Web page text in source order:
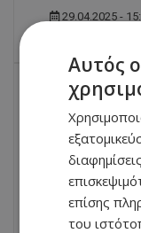
29.04.2025 -
Ουγγαρία:
τους
παιδιών
29.04.2025 -
Αυτός
επίσης
του